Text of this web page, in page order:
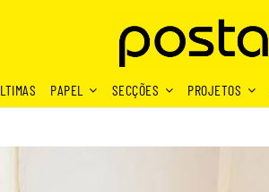
PAPEL SECÇÕES PROJETOS